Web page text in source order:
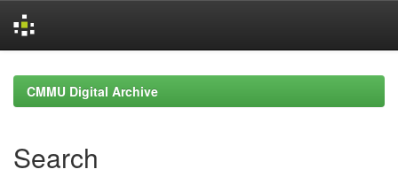
navigationCMMU Digital Archive
Search